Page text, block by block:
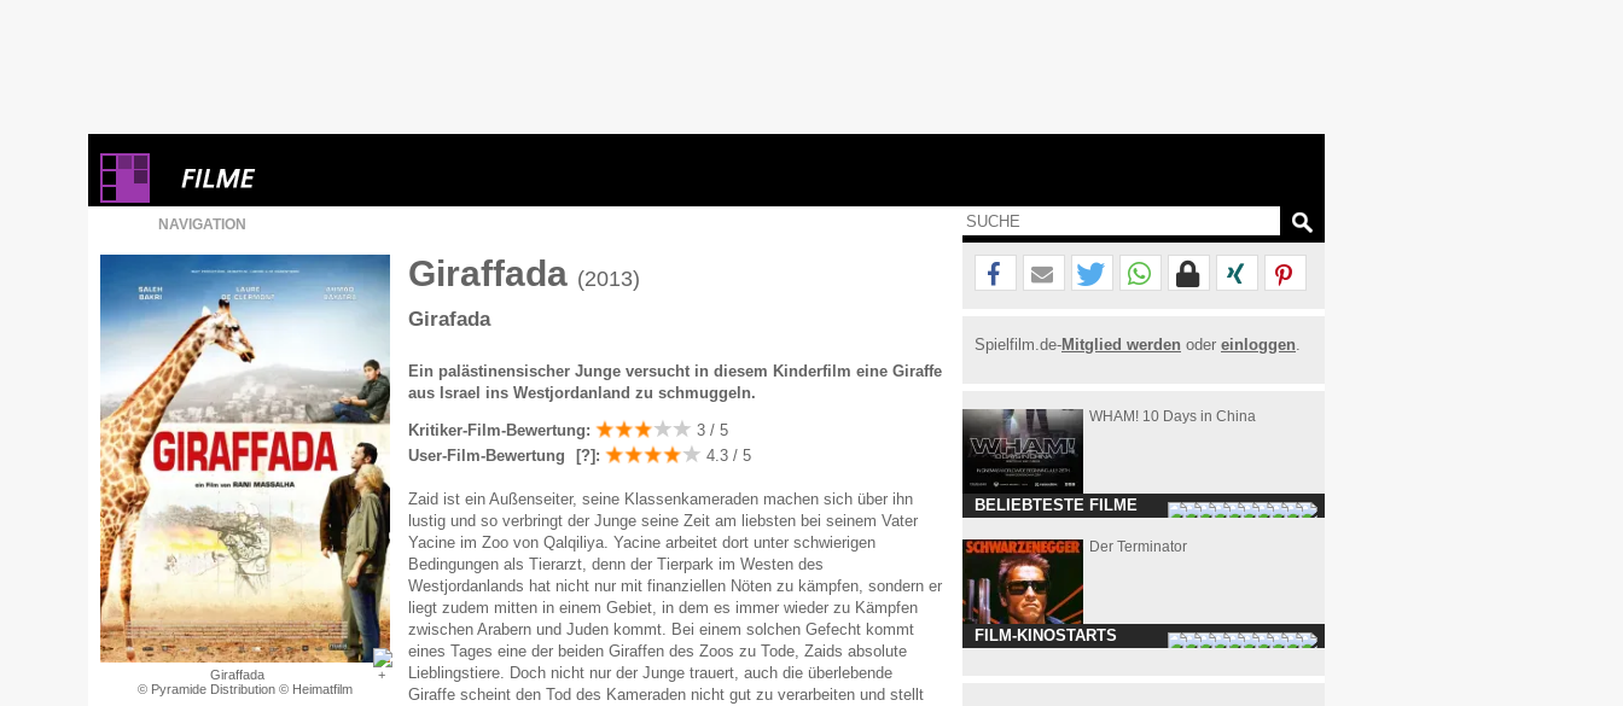
NAVIGATION
Giraffada
© Pyramide Distribution © Heimatfilm
Giraffada (2013)
Girafada
Ein palästinensischer Junge versucht in diesem Kinderfilm eine Giraffe
aus Israel ins Westjordanland zu schmuggeln.
Kritiker-Film-Bewertung:
3 / 5
User-Film-Bewertung
[?] : 4.3 / 5
Zaid ist ein Außenseiter, seine Klassenkameraden machen sich über ihn
lustig und so verbringt der Junge seine Zeit am liebsten bei seinem Vater
Yacine im Zoo von Qalqiliya. Yacine arbeitet dort unter schwierigen
Bedingungen als Tierarzt, denn der Tierpark im Westen des
Westjordanlands hat nicht nur mit finanziellen Nöten zu kämpfen, sondern er
liegt zudem mitten in einem Gebiet, in dem es immer wieder zu Kämpfen
zwischen Arabern und Juden kommt. Bei einem solchen Gefecht kommt
eines Tages eine der beiden Giraffen des Zoos zu Tode, Zaids absolute
Lieblingstiere. Doch nicht nur der Junge trauert, auch die überlebende
Giraffe scheint den Tod des Kameraden nicht gut zu verarbeiten und stellt
Spielfilm.de-Mitglied werden oder einloggen.
WHAM! 10 Days in China
BELIEBTESTE FILME
Der Terminator
FILM-KINOSTARTS